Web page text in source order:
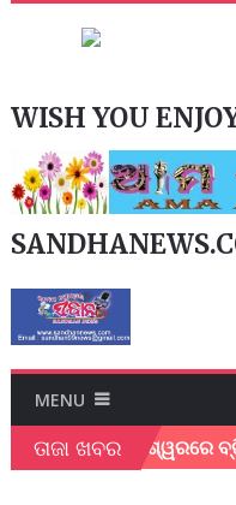
WISH YOU
MENU
ତାଜା ଖବର
ଭୁବନେଶ୍ୱରରେ